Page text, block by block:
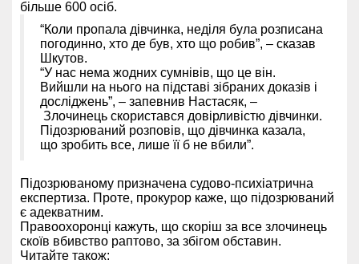
більше 600 осіб.
“Коли пропала дівчинка, неділя була розписана
погодинно, хто де був, хто що робив”, – сказав
Шкутов.
“У нас нема жодних сумнівів, що це він.
Вийшли на нього на підставі зібраних доказів і
досліджень”, – запевнив Настасяк, –
Злочинець скористався довірливістю дівчинки.
Підозрюваний розповів, що дівчинка казала,
що зробить все, лише її б не вбили”.
Підозрюваному призначена судово-психіатрична
експертиза. Проте, прокурор каже, що підозрюваний
є адекватним.
Правоохоронці кажуть, що скоріш за все злочинець
скоїв вбивство раптово, за збігом обставин.
Читайте також: